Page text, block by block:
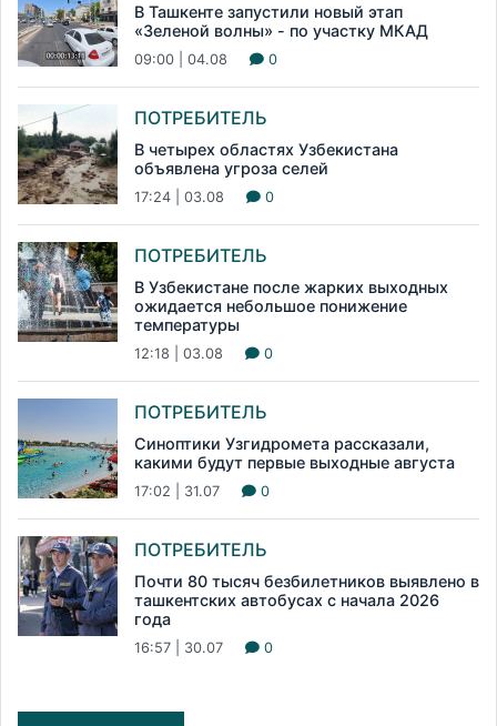
В Ташкенте запустили новый этап
«Зеленой волны» - по участку МКАД
09:00 | 04.08 0
ПОТРЕБИТЕЛЬ
В четырех областях Узбекистана
объявлена угроза селей
17:24 | 03.08 0
ПОТРЕБИТЕЛЬ
В Узбекистане после жарких выходных
ожидается небольшое понижение
температуры
12:18 | 03.08 0
ПОТРЕБИТЕЛЬ
Синоптики Узгидромета рассказали,
какими будут первые выходные августа
17:02 | 31.07 0
ПОТРЕБИТЕЛЬ
Почти 80 тысяч безбилетников выявлено в
ташкентских автобусах с начала 2026
года
16:57 | 30.07 0